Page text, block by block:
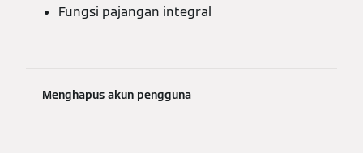
Fungsi pajangan integral
Menghapus akun pengguna